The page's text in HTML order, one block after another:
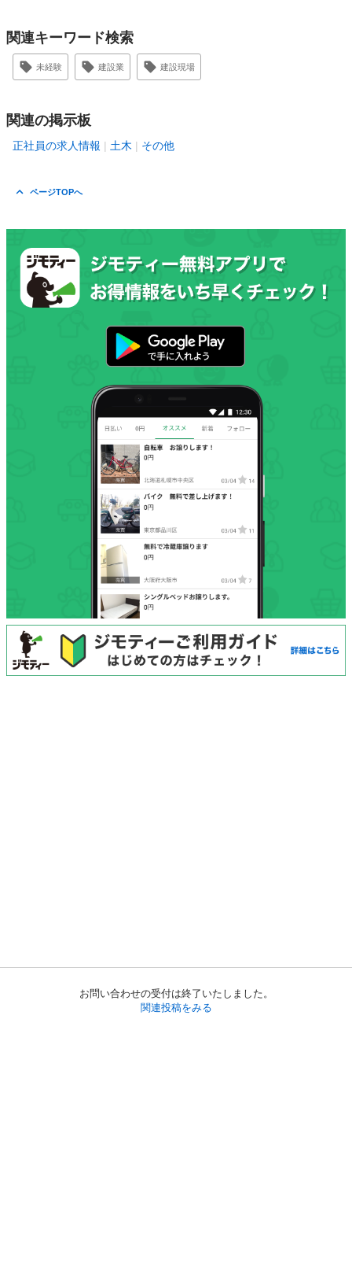
お問い合わせの受付は終了いたしました。
関連投稿をみる
関連キーワード検索
未経験 建設業 建設現場
関連の掲示板
正社員の求人情報 土木 その他
ページTOPへ